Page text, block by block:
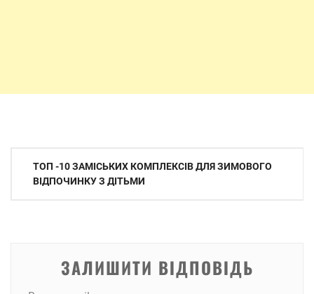
Навігація
записів
ТОП -10 ЗАМІСЬКИХ КОМПЛЕКСІВ ДЛЯ ЗИМОВОГО
ВІДПОЧИНКУ З ДІТЬМИ
ЗАЛИШИТИ ВІДПОВІДЬ